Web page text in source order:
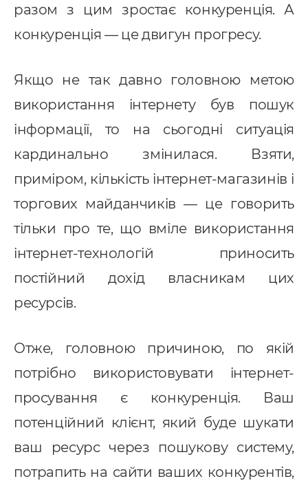
разом з цим зростає конкуренція. А
конкуренція — це двигун прогресу.
Якщо не так давно головною метою
використання інтернету був пошук
інформації, то на сьогодні ситуація
кардинально змінилася. Взяти,
приміром, кількість інтернет-магазинів і
торгових майданчиків — це говорить
тільки про те, що вміле використання
інтернет-технологій приносить
постійний дохід власникам цих
ресурсів.
Отже, головною причиною, по якій
потрібно використовувати інтернет-
просування є конкуренція. Ваш
потенційний клієнт, який буде шукати
ваш ресурс через пошукову систему,
потрапить на сайти ваших конкурентів,